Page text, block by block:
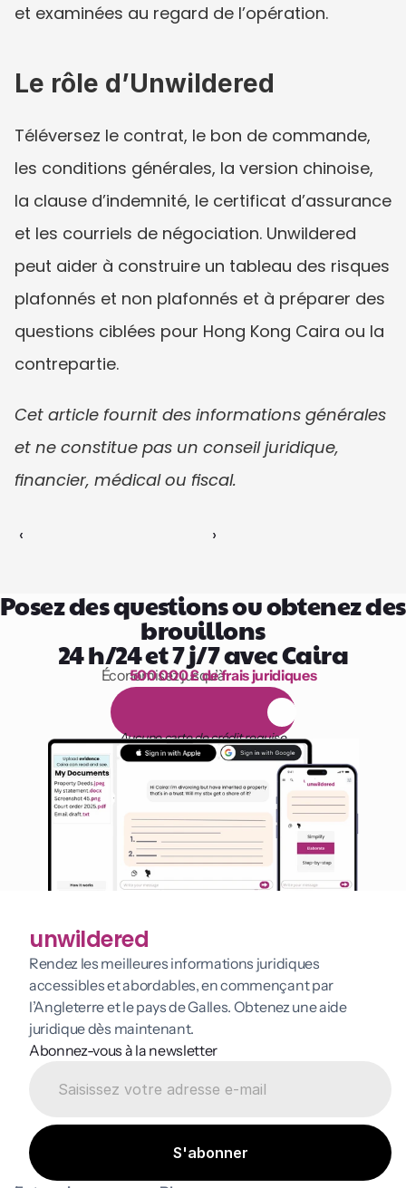
et examinées au regard de l’opération.
Le rôle d’Unwildered
Téléversez le contrat, le bon de commande,
les conditions générales, la version chinoise,
la clause d’indemnité, le certificat d’assurance
et les courriels de négociation. Unwildered
peut aider à construire un tableau des risques
plafonnés et non plafonnés et à préparer des
questions ciblées pour Hong Kong Caira ou la
contrepartie.
Cet article fournit des informations générales
et ne constitue pas un conseil juridique,
financier, médical ou fiscal.
‹ ›
Posez des questions ou obtenez des
brouillons
24 h/24 et 7 j/7 avec Caira
1 000 heures de lecture
Économisez jusqu’à
500 000 £ de frais juridiques
E s
Aucune carte de crédit requise
unwildered
Rendez les meilleures informations juridiques
accessibles et abordables, en commençant par
l’Angleterre et le pays de Galles. Obtenez une aide
juridique dès maintenant.
Abonnez-vous à la newsletter